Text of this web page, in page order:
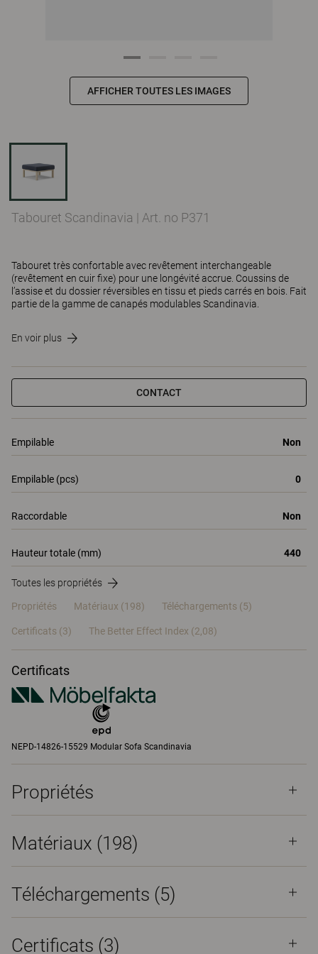
AFFICHER TOUTES LES IMAGES
Tabouret Scandinavia | Art. no P371
Tabouret très confortable avec revêtement interchangeable
(revêtement en cuir fixe) pour une longévité accrue. Coussins de
l’assise et du dossier réversibles en tissu et pieds carrés en bois. Fait
partie de la gamme de canapés modulables Scandinavia.
En voir plus
CONTACT
Empilable Non
Empilable (pcs) 0
Raccordable Non
Hauteur totale (mm) 440
Toutes les propriétés
Propriétés Matériaux (198) Téléchargements (5)
Certificats (3) The Better Effect Index (2,08)
Certificats
NEPD-14826-15529 Modular Sofa Scandinavia
Propriétés
Matériaux (198)
Téléchargements (5)
Certificats (3)